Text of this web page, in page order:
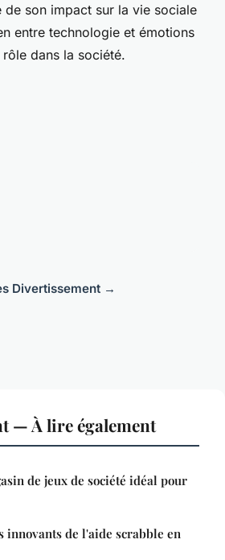
de son impact sur la vie sociale
entre technologie et émotions
dans la société.
Divertissement →
— À lire également
de jeux de société idéal pour
innovants de l'aide scrabble en